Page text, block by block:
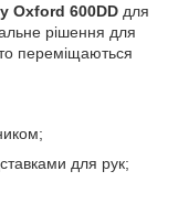
Oxford 600DD для
рішення для
переміщаються
для рук;